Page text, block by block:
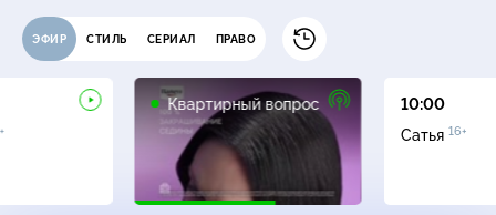
ЭФИР СТИЛЬ СЕРИАЛ ПРАВО
Квартирный вопрос
0+
10:00
Сатья 16+